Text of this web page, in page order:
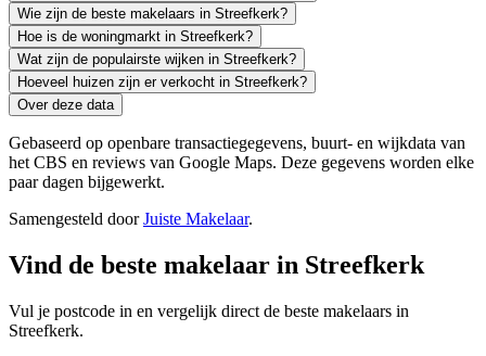
Wie zijn de beste makelaars in Streefkerk?
Hoe is de woningmarkt in Streefkerk?
Wat zijn de populairste wijken in Streefkerk?
Hoeveel huizen zijn er verkocht in Streefkerk?
Over deze data
Gebaseerd op openbare transactiegegevens, buurt- en wijkdata van
het CBS en reviews van Google Maps. Deze gegevens worden elke
paar dagen bijgewerkt.
Samengesteld doorJuiste Makelaar.
Vind de beste makelaar in Streefkerk
Vul je postcode in en vergelijk direct de beste makelaars in
Streefkerk.